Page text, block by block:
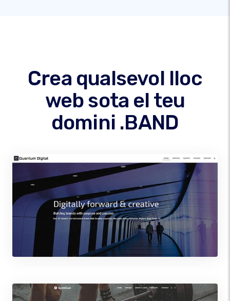
Crea qualsevol lloc
web sota el teu
domini .BAND